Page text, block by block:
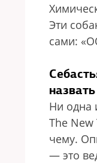
Эти
сами:
Ни одна
The
чему.
— это